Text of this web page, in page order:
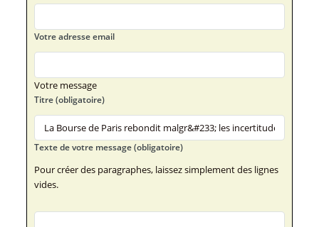
Votre adresse email
Votre message
Titre (obligatoire)
Texte de votre message (obligatoire)
Pour créer des paragraphes, laissez simplement des lignes
vides.